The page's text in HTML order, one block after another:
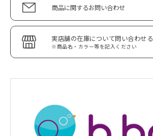
商品に関するお問い合わせ
実店舗の在庫について問い合わせる
※商品名・カラー等を記入ください